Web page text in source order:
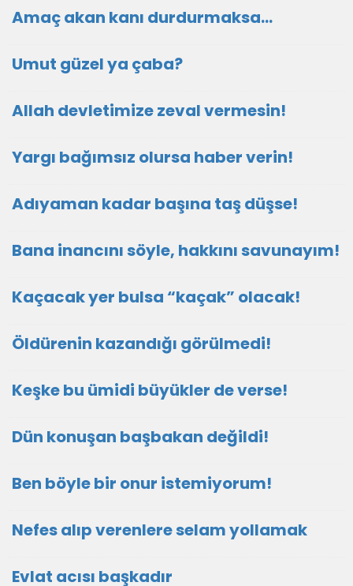
Amaç akan kanı durdurmaksa…
Umut güzel ya çaba?
Allah devletimize zeval vermesin!
Yargı bağımsız olursa haber verin!
Adıyaman kadar başına taş düşse!
Bana inancını söyle, hakkını savunayım!
Kaçacak yer bulsa “kaçak” olacak!
Öldürenin kazandığı görülmedi!
Keşke bu ümidi büyükler de verse!
Dün konuşan başbakan değildi!
Ben böyle bir onur istemiyorum!
Nefes alıp verenlere selam yollamak
Evlat acısı başkadır